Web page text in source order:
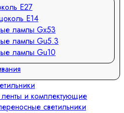
Е27
Е14
лампы Gx53
лампы Gu5.3
лампы Gu10
и комплектующие
светильники